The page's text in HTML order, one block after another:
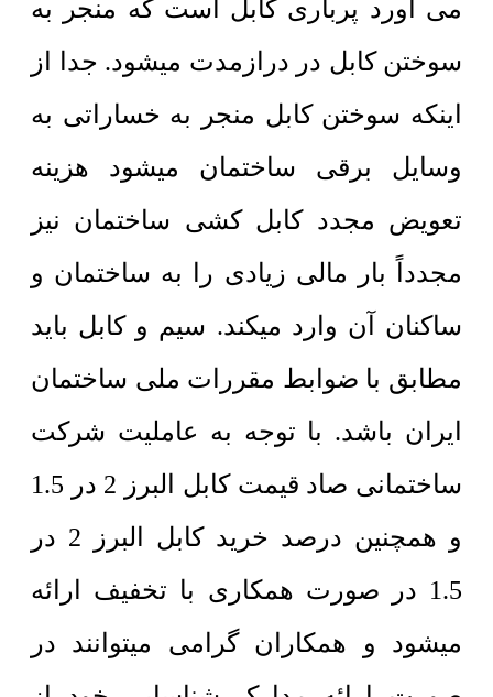
می آورد پرباری کابل است که منجر به
سوختن کابل در درازمدت میشود. جدا از
اینکه سوختن کابل منجر به خساراتی به
وسایل برقی ساختمان میشود هزینه
تعویض مجدد کابل کشی ساختمان نیز
مجدداً بار مالی زیادی را به ساختمان و
ساکنان آن وارد میکند. سیم و کابل باید
مطابق با ضوابط مقررات ملی ساختمان
ایران باشد. با توجه به عاملیت شرکت
ساختمانی صاد قیمت کابل البرز 2 در 1.5
و همچنین درصد خرید کابل البرز 2 در
1.5 در صورت همکاری با تخفیف ارائه
میشود و همکاران گرامی میتوانند در